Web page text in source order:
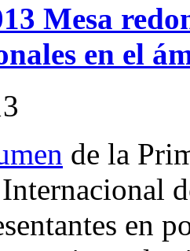
Mesa
en el
de la
en